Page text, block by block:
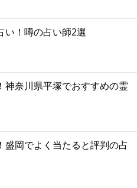
い！噂の占い師2選
神奈川県平塚でおすすめの霊
盛岡でよく当たると評判の占